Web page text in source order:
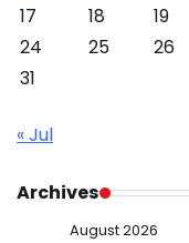
17
18 19
24
25 26
31
« Jul
Archives
August 2026